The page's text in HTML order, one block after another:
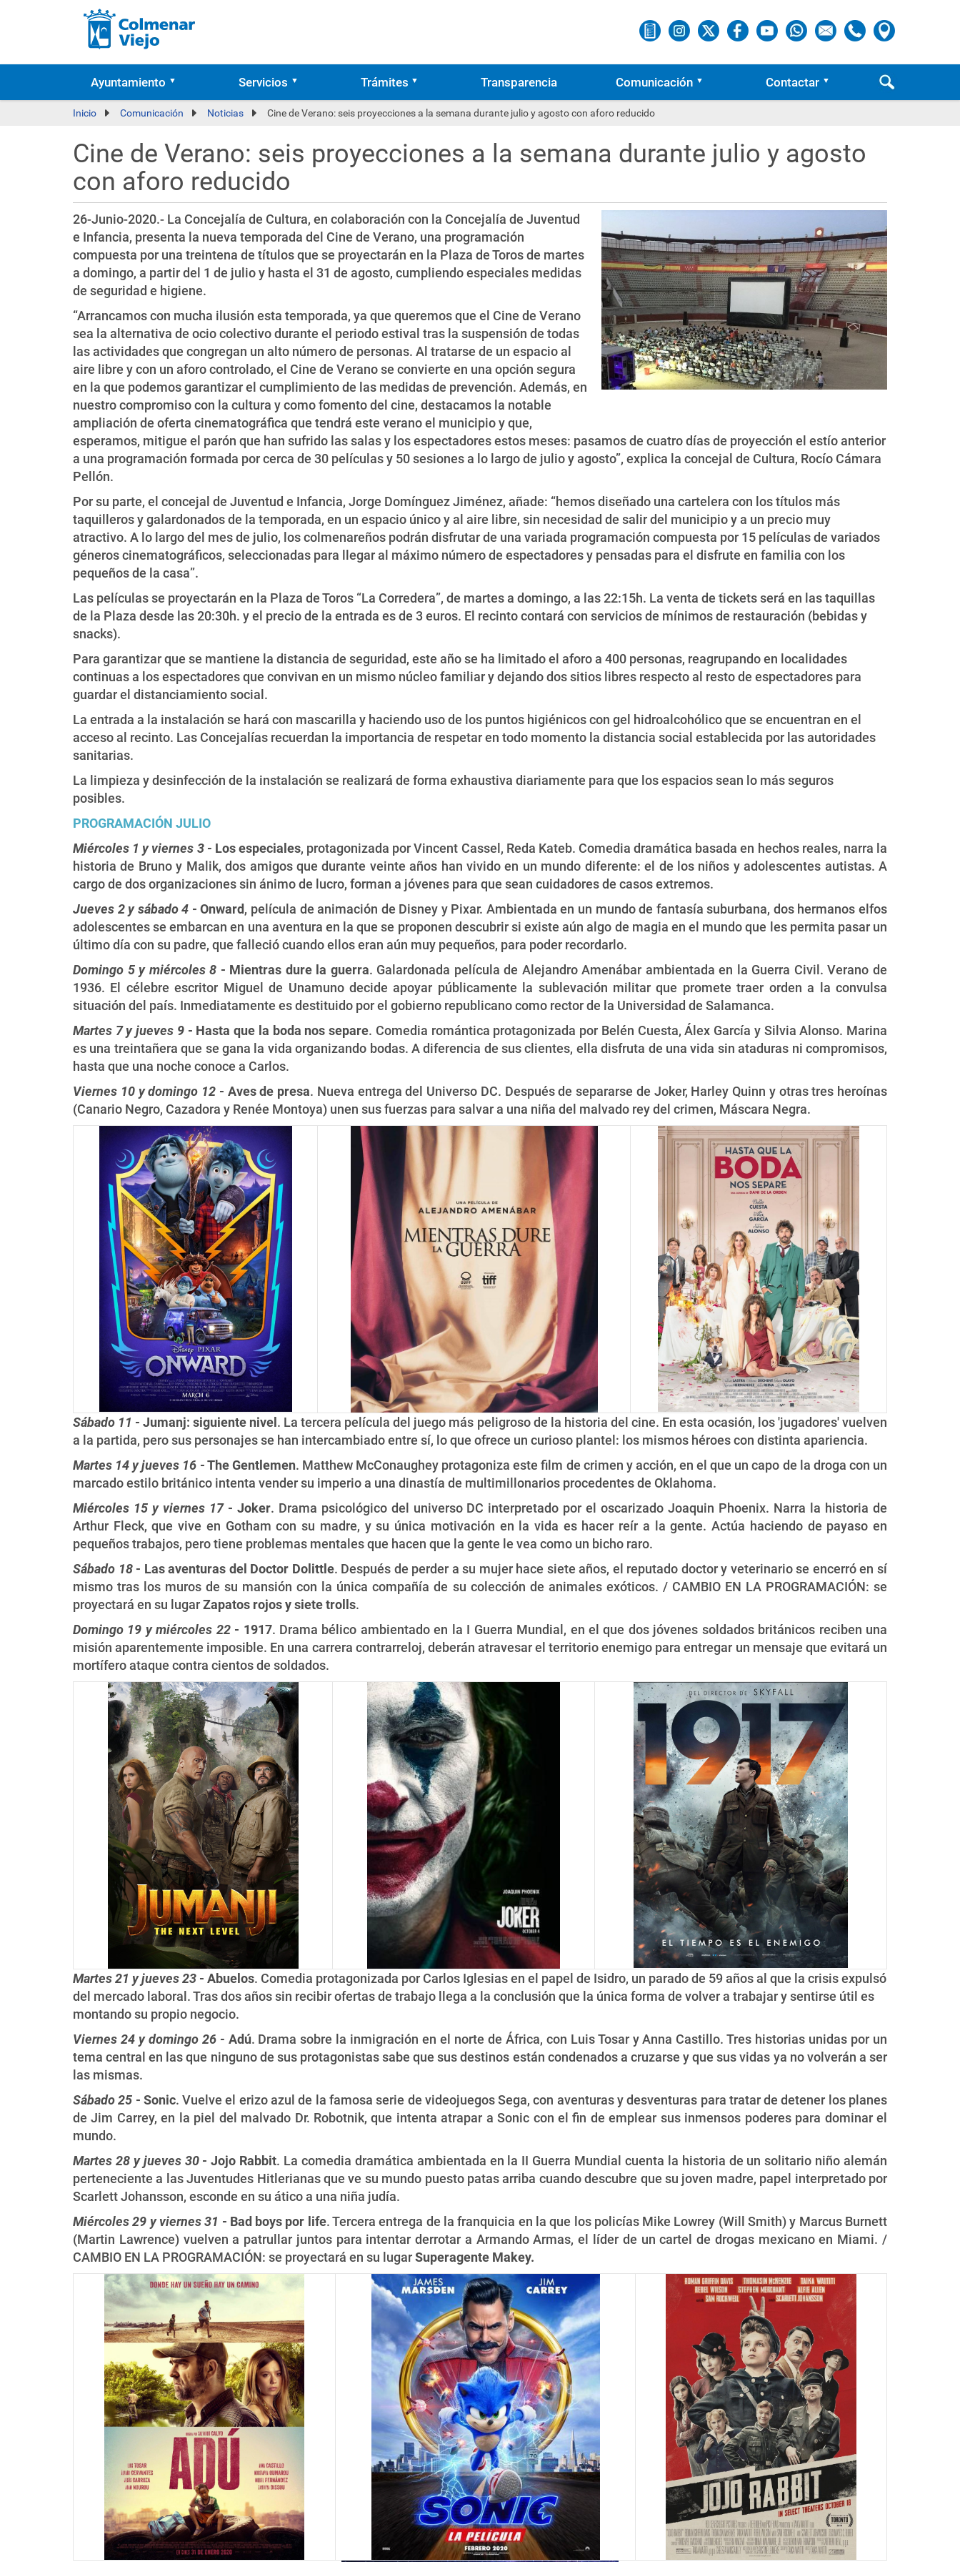
Ayuntamiento Servicios Trámites Transparencia Comunicación Contactar
Inicio Comunicación Noticias Cine de Verano: seis proyecciones a la semana durante julio y agosto con aforo reducido
Cine de Verano: seis proyecciones a la semana durante julio y agosto
con aforo reducido
26-Junio-2020.- La Concejalía de Cultura, en colaboración con la Concejalía de Juventud
e Infancia, presenta la nueva temporada del Cine de Verano, una programación
compuesta por una treintena de títulos que se proyectarán en la Plaza de Toros de martes
a domingo, a partir del 1 de julio y hasta el 31 de agosto, cumpliendo especiales medidas
de seguridad e higiene.
“Arrancamos con mucha ilusión esta temporada, ya que queremos que el Cine de Verano
sea la alternativa de ocio colectivo durante el periodo estival tras la suspensión de todas
las actividades que congregan un alto número de personas. Al tratarse de un espacio al
aire libre y con un aforo controlado, el Cine de Verano se convierte en una opción segura
en la que podemos garantizar el cumplimiento de las medidas de prevención. Además, en
nuestro compromiso con la cultura y como fomento del cine, destacamos la notable
ampliación de oferta cinematográfica que tendrá este verano el municipio y que,
esperamos, mitigue el parón que han sufrido las salas y los espectadores estos meses: pasamos de cuatro días de proyección el estío anterior
a una programación formada por cerca de 30 películas y 50 sesiones a lo largo de julio y agosto”, explica la concejal de Cultura, Rocío Cámara
Pellón.
Por su parte, el concejal de Juventud e Infancia, Jorge Domínguez Jiménez, añade: “hemos diseñado una cartelera con los títulos más
taquilleros y galardonados de la temporada, en un espacio único y al aire libre, sin necesidad de salir del municipio y a un precio muy
atractivo. A lo largo del mes de julio, los colmenareños podrán disfrutar de una variada programación compuesta por 15 películas de variados
géneros cinematográficos, seleccionadas para llegar al máximo número de espectadores y pensadas para el disfrute en familia con los
pequeños de la casa”.
Las películas se proyectarán en la Plaza de Toros “La Corredera”, de martes a domingo, a las 22:15h. La venta de tickets será en las taquillas
de la Plaza desde las 20:30h. y el precio de la entrada es de 3 euros. El recinto contará con servicios de mínimos de restauración (bebidas y
snacks).
Para garantizar que se mantiene la distancia de seguridad, este año se ha limitado el aforo a 400 personas, reagrupando en localidades
continuas a los espectadores que convivan en un mismo núcleo familiar y dejando dos sitios libres respecto al resto de espectadores para
guardar el distanciamiento social.
La entrada a la instalación se hará con mascarilla y haciendo uso de los puntos higiénicos con gel hidroalcohólico que se encuentran en el
acceso al recinto. Las Concejalías recuerdan la importancia de respetar en todo momento la distancia social establecida por las autoridades
sanitarias.
La limpieza y desinfección de la instalación se realizará de forma exhaustiva diariamente para que los espacios sean lo más seguros
posibles.
PROGRAMACIÓN JULIO
Miércoles 1 y viernes 3 - Los especiales, protagonizada por Vincent Cassel, Reda Kateb. Comedia dramática basada en hechos reales, narra la
historia de Bruno y Malik, dos amigos que durante veinte años han vivido en un mundo diferente: el de los niños y adolescentes autistas. A
cargo de dos organizaciones sin ánimo de lucro, forman a jóvenes para que sean cuidadores de casos extremos.
Jueves 2 y sábado 4 - Onward, película de animación de Disney y Pixar. Ambientada en un mundo de fantasía suburbana, dos hermanos elfos
adolescentes se embarcan en una aventura en la que se proponen descubrir si existe aún algo de magia en el mundo que les permita pasar un
último día con su padre, que falleció cuando ellos eran aún muy pequeños, para poder recordarlo.
Domingo 5 y miércoles 8 - Mientras dure la guerra. Galardonada película de Alejandro Amenábar ambientada en la Guerra Civil. Verano de
1936. El célebre escritor Miguel de Unamuno decide apoyar públicamente la sublevación militar que promete traer orden a la convulsa
situación del país. Inmediatamente es destituido por el gobierno republicano como rector de la Universidad de Salamanca.
Martes 7 y jueves 9- Hasta que la boda nos separe. Comedia romántica protagonizada por Belén Cuesta, Álex García y Silvia Alonso. Marina
es una treintañera que se gana la vida organizando bodas. A diferencia de sus clientes, ella disfruta de una vida sin ataduras ni compromisos,
hasta que una noche conoce a Carlos.
Viernes 10 y domingo 12 - Aves de presa. Nueva entrega del Universo DC. Después de separarse de Joker, Harley Quinn y otras tres heroínas
(Canario Negro, Cazadora y Renée Montoya) unen sus fuerzas para salvar a una niña del malvado rey del crimen, Máscara Negra.
Sábado 11 - Jumanj: siguiente nivel . La tercera película del juego más peligroso de la historia del cine. En esta ocasión, los 'jugadores' vuelven
a la partida, pero sus personajes se han intercambiado entre sí, lo que ofrece un curioso plantel: los mismos héroes con distinta apariencia.
Martes 14 y jueves 16 - The Gentlemen. Matthew McConaughey protagoniza este film de crimen y acción, en el que un capo de la droga con un
marcado estilo británico intenta vender su imperio a una dinastía de multimillonarios procedentes de Oklahoma.
Miércoles 15 y viernes 17- Joker. Drama psicológico del universo DC interpretado por el oscarizado Joaquin Phoenix. Narra la historia de
Arthur Fleck, que vive en Gotham con su madre, y su única motivación en la vida es hacer reír a la gente. Actúa haciendo de payaso en
pequeños trabajos, pero tiene problemas mentales que hacen que la gente le vea como un bicho raro.
Sábado 18- Las aventuras del Doctor Dolittle. Después de perder a su mujer hace siete años, el reputado doctor y veterinario se encerró en sí
mismo tras los muros de su mansión con la única compañía de su colección de animales exóticos. / CAMBIO EN LA PROGRAMACIÓN: se
proyectará en su lugarZapatos rojos y siete trolls.
Domingo 19 y miércoles 22- 1917. Drama bélico ambientado en la I Guerra Mundial, en el que dos jóvenes soldados británicos reciben una
misión aparentemente imposible. En una carrera contrarreloj, deberán atravesar el territorio enemigo para entregar un mensaje que evitará un
mortífero ataque contra cientos de soldados.
Martes 21 y jueves 23 - Abuelos. Comedia protagonizada por Carlos Iglesias en el papel de Isidro, un parado de 59 años al que la crisis expulsó
del mercado laboral. Tras dos años sin recibir ofertas de trabajo llega a la conclusión que la única forma de volver a trabajar y sentirse útil es
montando su propio negocio.
Viernes 24 y domingo 26 - Adú. Drama sobre la inmigración en el norte de África, con Luis Tosar y Anna Castillo. Tres historias unidas por un
tema central en las que ninguno de sus protagonistas sabe que sus destinos están condenados a cruzarse y que sus vidas ya no volverán a ser
las mismas.
Sábado 25 - Sonic. Vuelve el erizo azul de la famosa serie de videojuegos Sega, con aventuras y desventuras para tratar de detener los planes
de Jim Carrey, en la piel del malvado Dr. Robotnik, que intenta atrapar a Sonic con el fin de emplear sus inmensos poderes para dominar el
mundo.
Martes 28 y jueves 30- Jojo Rabbit. La comedia dramática ambientada en la II Guerra Mundial cuenta la historia de un solitario niño alemán
perteneciente a las Juventudes Hitlerianas que ve su mundo puesto patas arriba cuando descubre que su joven madre, papel interpretado por
Scarlett Johansson, esconde en su ático a una niña judía.
Miércoles 29 y viernes 31 - Bad boys por life. Tercera entrega de la franquicia en la que los policías Mike Lowrey (Will Smith) y Marcus Burnett
(Martin Lawrence) vuelven a patrullar juntos para intentar derrotar a Armando Armas, el líder de un cartel de drogas mexicano en Miami. /
CAMBIO EN LA PROGRAMACIÓN: se proyectará en su lugarSuperagente Makey.